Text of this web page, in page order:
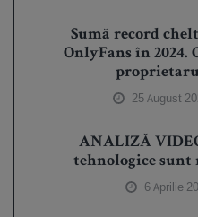
Sumă record
OnlyFans în 2024.
25 August
ANALIZĂ
tehnologice sunt
6 Aprilie